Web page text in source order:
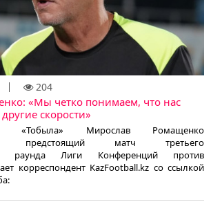
204
«Мы четко понимаем, что нас
скорости»
«Тобыла» Мирослав Ромащенко
предстоящий матч третьего
раунда Лиги Конференций против
корреспондент KazFootball.kz со ссылкой